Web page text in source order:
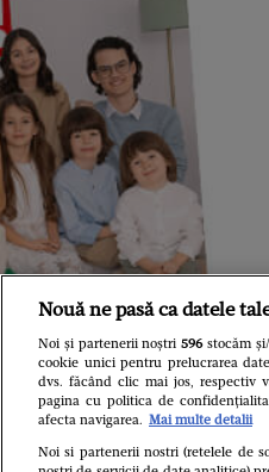
Nouă ne pasă ca datele
Noi și partenerii noștri596stocăm
cookie unici pentru prelucrarea
dvs. făcând clic mai jos, respectiv
pagina cu politica de
afecta navigarea. Mai multe detalii
Noi si partenerii nostri (retelele de